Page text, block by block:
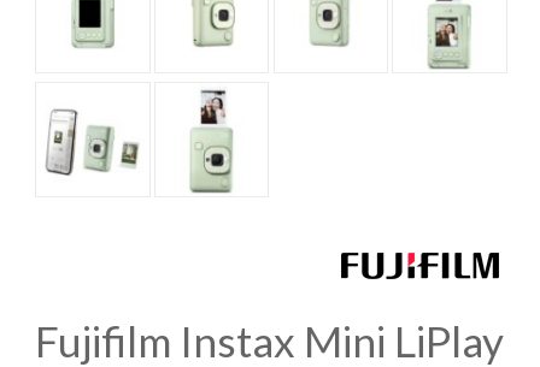
Fujifilm Instax Mini LiPlay